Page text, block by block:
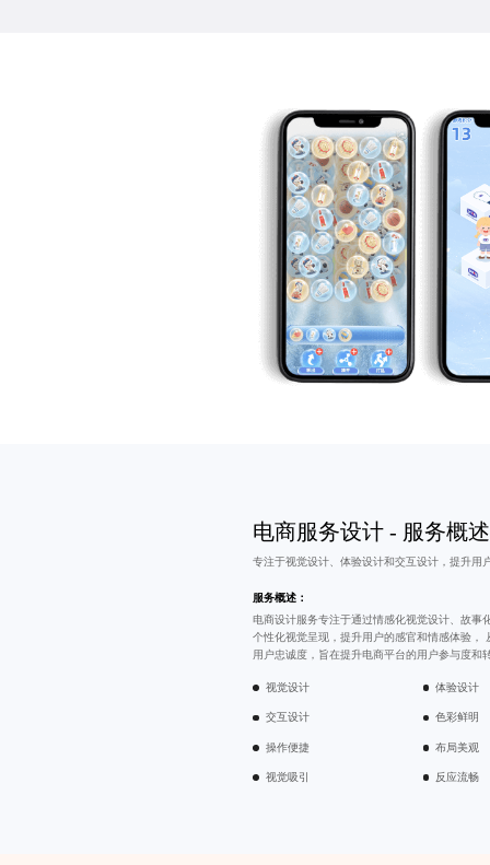
电商服务设计 - 服务概述
专注于视觉设计、 体验设计和交互设计，提升用
服务概述：
电商设计服务专注于通过情感化视觉设计、故事
个性化视觉呈现，提升用户的感官和情感体验，
用户忠诚度，旨在提升电商平台的用户参与度和
视觉设计 体验设计
交互设计 色彩鲜明
操作便捷 布局美观
视觉吸引 反应流畅